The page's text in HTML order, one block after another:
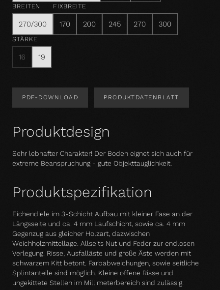
BREITEN
270/300
FIXBREITE
170 200 245 270 300
STÄRKE
16 19
PDF-DOWNLOAD PRODUKTDATENBLATT
Produktdesign
Sehr lebhafter Charakter! Der Boden eignet sich auch für
extreme Beanspruchung - gute Objekttauglichkeit.
Produktspezifikation
Eichendiele im 3-Schicht Aufbau mit kleiner Fase an der
Längsseite und ca. 4 mm Laufschicht, sowie ca. 4 mm
Gegenzug aus gleicher Holzart, dazwischen
Weichholzmittellage. Allseits Nut und Feder zur endlosen
Verlegung. Risse, Ausfalläste und große Äste werden mit
schwarzem Kitt betont. Farbabweichungen, sowie seitliche
Splintanteile sind möglich. Kleine offene Risse und
ungekittete Stellen im Millimeterbereich sind zulässig.